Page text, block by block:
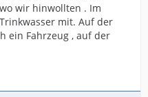
wir hinwollten . Im
mit. Auf der
ein Fahrzeug , auf der